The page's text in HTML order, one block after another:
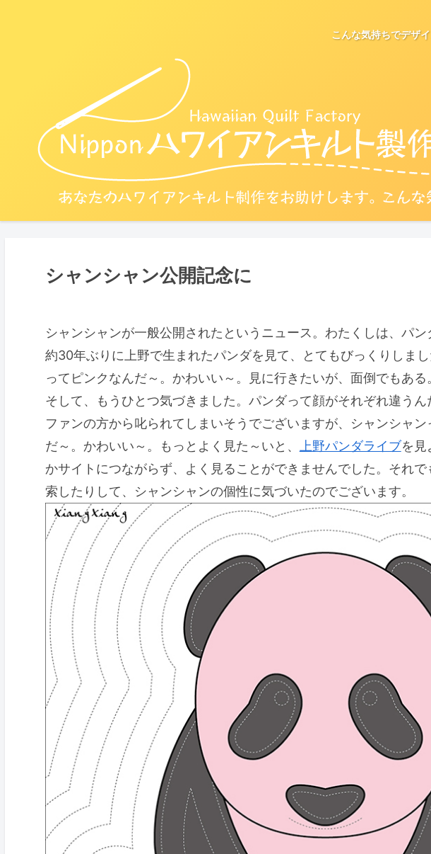
こんな気持ちでデザ
シャンシャン公開記念に
シャンシャンが一般公開されたというニュース。わたくしは、パン
約30年ぶりに上野で生まれたパンダを見て、とてもびっくりしま
ってピンクなんだ～。かわいい～。見に行きたいが、面倒でもある
そして、もうひとつ気づきました。パンダって顔がそれぞれ違う
ファンの方から叱られてしまいそうでございますが、シャンシャ
だ～。かわいい～。もっとよく見た～いと、
上野パンダライブを見
かサイトにつながらず、よく見ることができませんでした。それ
索したりして、シャンシャンの個性に気づいたのでございます。